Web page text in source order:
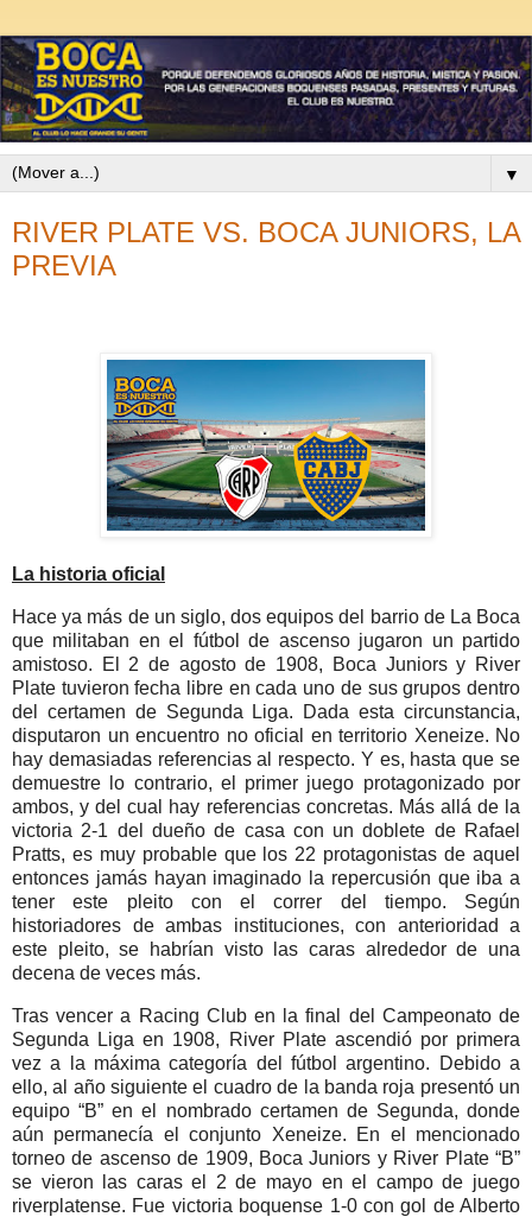
▼
RIVER PLATE VS. BOCA JUNIORS, LA
PREVIA
La historia oficial
Hace ya más de un siglo, dos equipos del barrio de La Boca
que militaban en el fútbol de ascenso jugaron un partido
amistoso. El 2 de agosto de 1908, Boca Juniors y River
Plate tuvieron fecha libre en cada uno de sus grupos dentro
del certamen de Segunda Liga. Dada esta circunstancia,
disputaron un encuentro no oficial en territorio Xeneize. No
hay demasiadas referencias al respecto. Y es, hasta que se
demuestre lo contrario, el primer juego protagonizado por
ambos, y del cual hay referencias concretas. Más allá de la
victoria 2-1 del dueño de casa con un doblete de Rafael
Pratts, es muy probable que los 22 protagonistas de aquel
entonces jamás hayan imaginado la repercusión que iba a
tener este pleito con el correr del tiempo. Según
historiadores de ambas instituciones, con anterioridad a
este pleito, se habrían visto las caras alrededor de una
decena de veces más.
Tras vencer a Racing Club en la final del Campeonato de
Segunda Liga en 1908, River Plate ascendió por primera
vez a la máxima categoría del fútbol argentino. Debido a
ello, al año siguiente el cuadro de la banda roja presentó un
equipo “B” en el nombrado certamen de Segunda, donde
aún permanecía el conjunto Xeneize. En el mencionado
torneo de ascenso de 1909, Boca Juniors y River Plate “B”
se vieron las caras el 2 de mayo en el campo de juego
riverplatense. Fue victoria boquense 1-0 con gol de Alberto